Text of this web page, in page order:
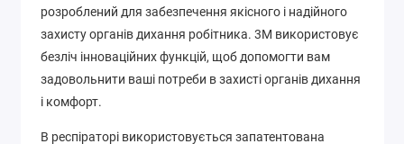
розроблений для забезпечення якісного і надійного
захисту органів дихання робітника. 3M використовує
безліч інноваційних функцій, щоб допомогти вам
задовольнити ваші потреби в захисті органів дихання
і комфорт.
В респіраторі використовується запатентована